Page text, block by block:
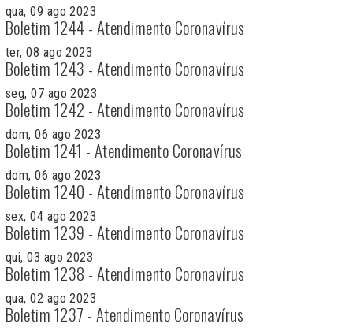
qua, 09 ago 2023
Boletim 1244 - Atendimento Coronavírus
ter, 08 ago 2023
Boletim 1243 - Atendimento Coronavírus
seg, 07 ago 2023
Boletim 1242 - Atendimento Coronavírus
dom, 06 ago 2023
Boletim 1241 - Atendimento Coronavírus
dom, 06 ago 2023
Boletim 1240 - Atendimento Coronavírus
sex, 04 ago 2023
Boletim 1239 - Atendimento Coronavírus
qui, 03 ago 2023
Boletim 1238 - Atendimento Coronavírus
qua, 02 ago 2023
Boletim 1237 - Atendimento Coronavírus